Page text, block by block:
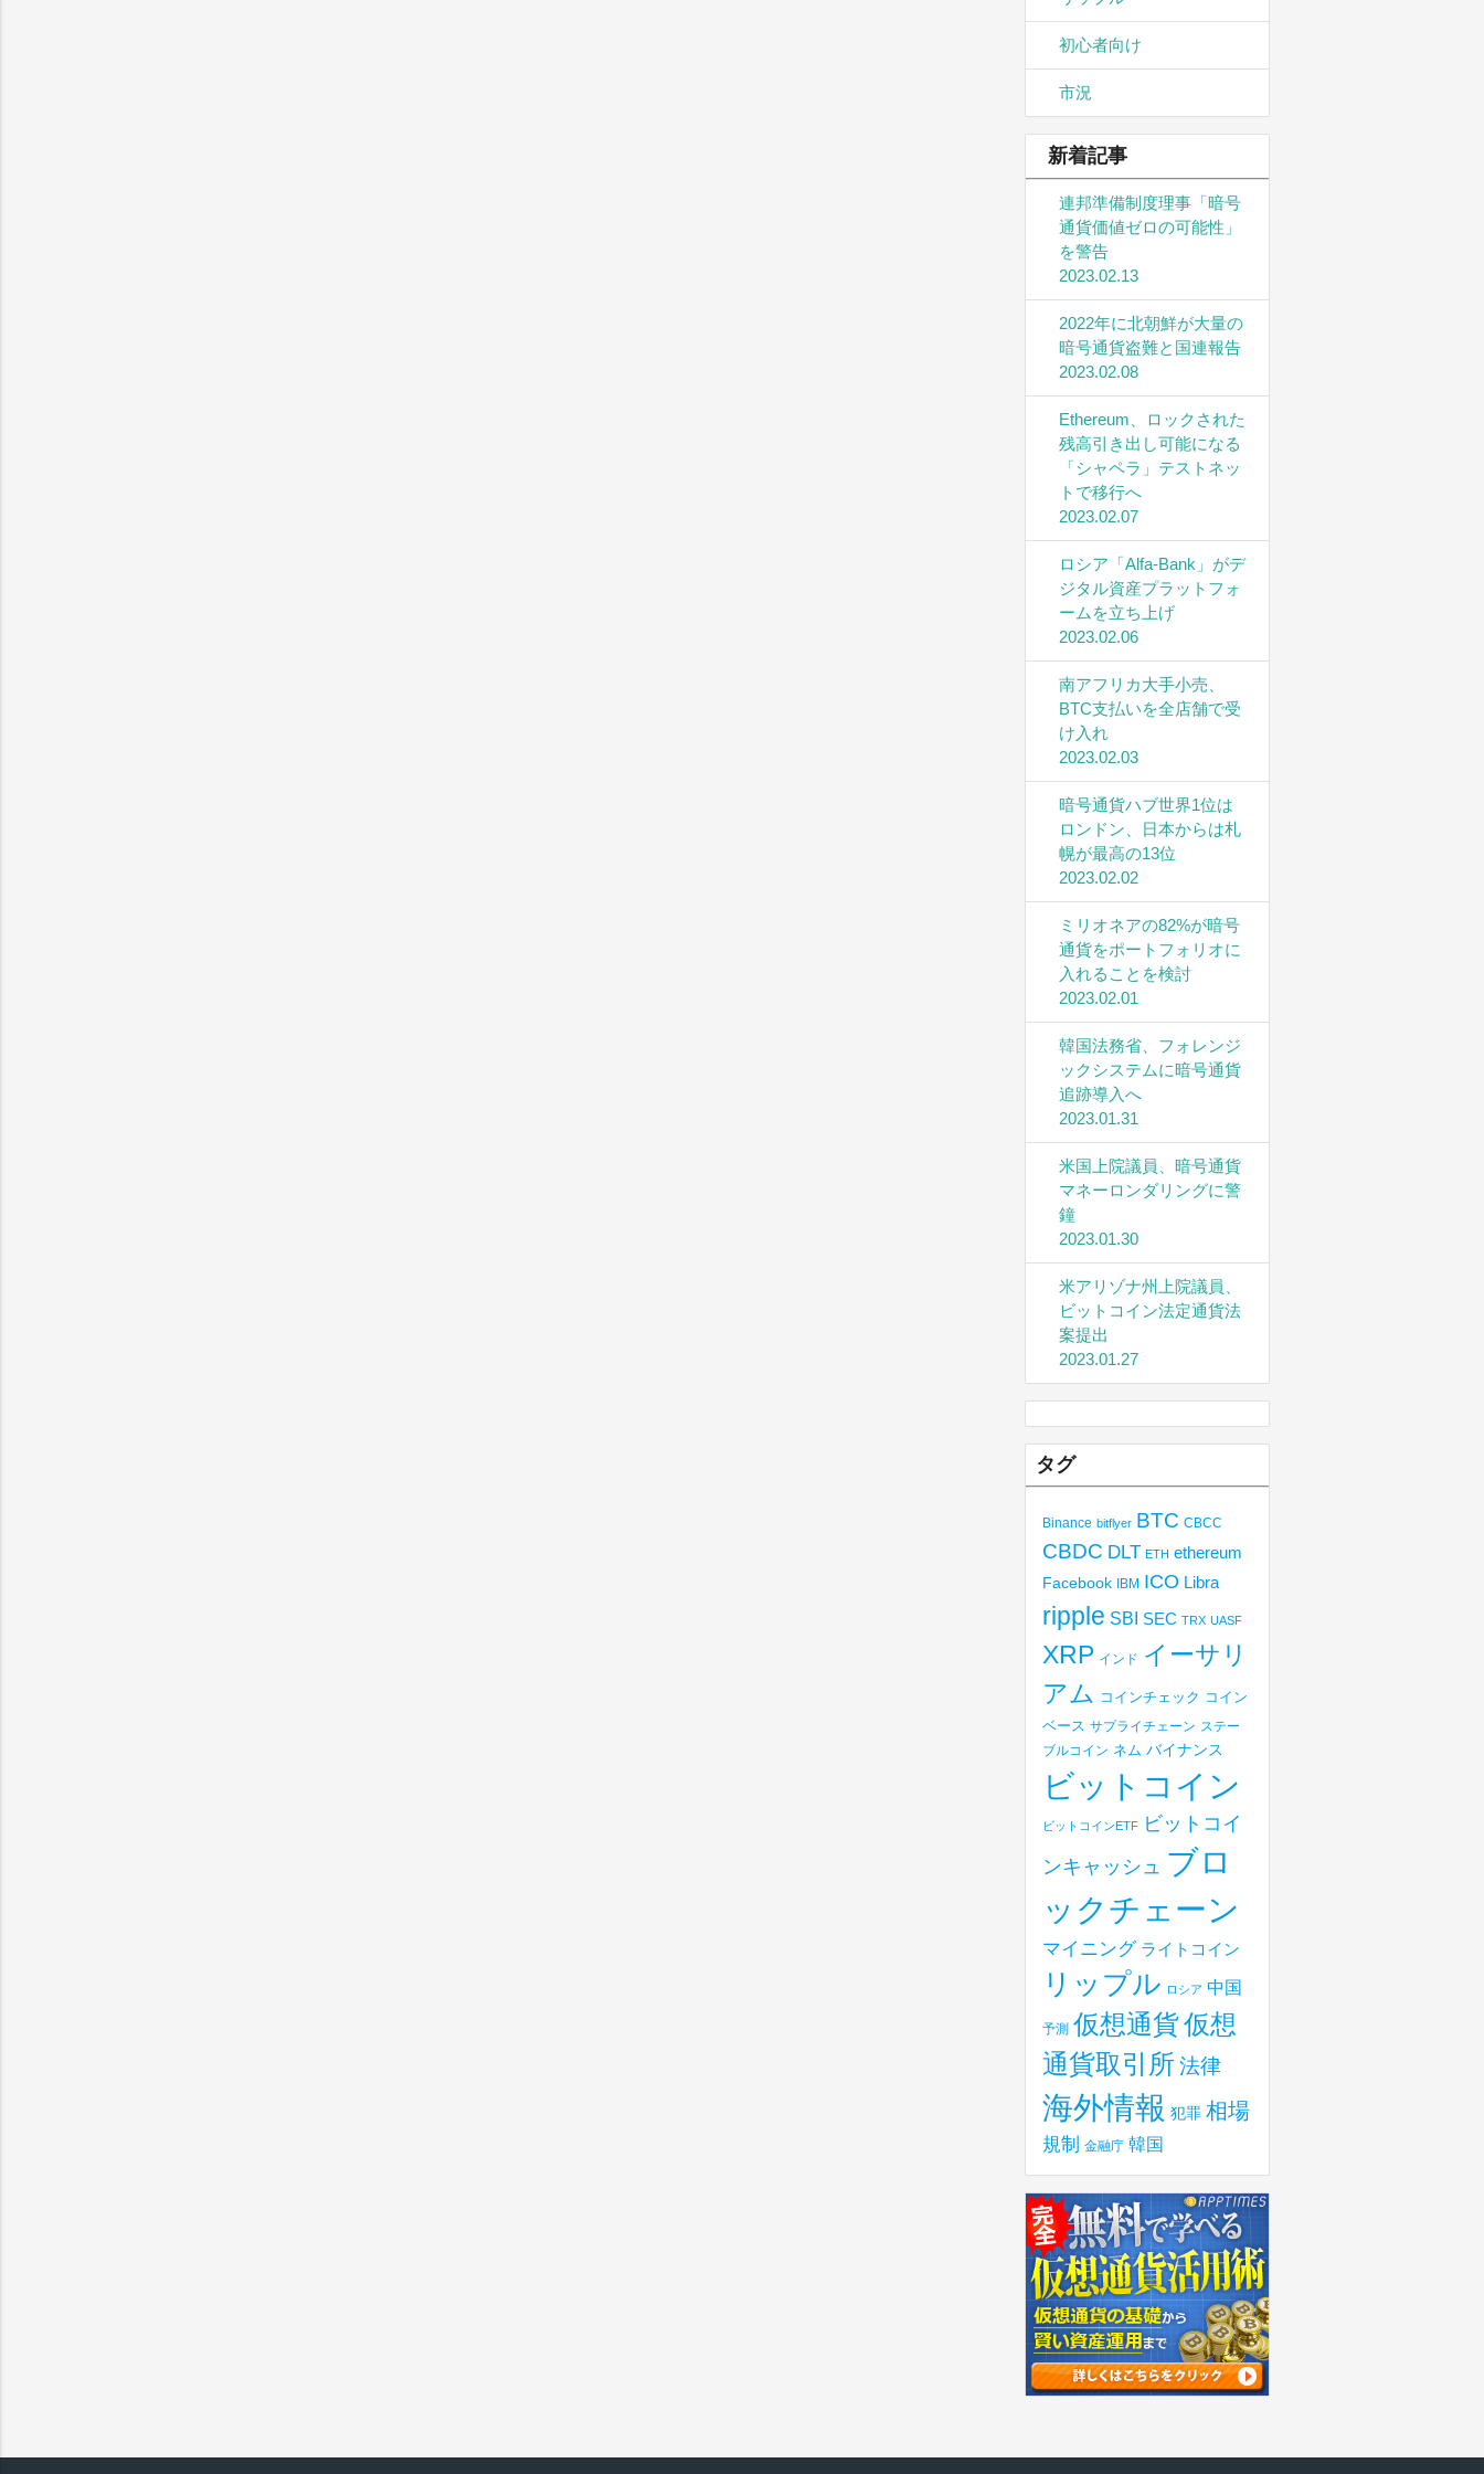
初心者向け
市況
新着記事
連邦準備制度理事「暗号
通貨価値ゼロの可能性」
を警告
2023.02.13
2022年に北朝鮮が大量の
暗号通貨盗難と国連報告
2023.02.08
Ethereum、ロックされた
残高引き出し可能になる
「シャペラ」テストネッ
トで移行へ
2023.02.07
ロシア「Alfa-Bank」がデ
ジタル資産プラットフォ
ームを立ち上げ
2023.02.06
南アフリカ大手小売、
BTC支払いを全店舗で受
け入れ
2023.02.03
暗号通貨ハブ世界1位は
ロンドン、日本からは札
幌が最高の13位
2023.02.02
ミリオネアの82%が暗号
通貨をポートフォリオに
入れることを検討
2023.02.01
韓国法務省、フォレンジ
ックシステムに暗号通貨
追跡導入へ
2023.01.31
米国上院議員、暗号通貨
マネーロンダリングに警
鐘
2023.01.30
米アリゾナ州上院議員、
ビットコイン法定通貨法
案提出
2023.01.27
タグ
Binance bitflyer BTC CBCC
CBDC DLT ETH ethereum
Facebook IBM ICO Libra
ripple SBI SEC TRX UASF
XRP インド イーサリ
アム コインチェック コイン
ベース サプライチェーン ステー
ブルコイン ネム バイナンス
ビットコイン
ビットコインETF
ビットコイ
ンキャッシュ ブロ
ックチェーン
マイニング ライトコイン
リップル ロシア 中国
予測 仮想通貨仮想
通貨取引所 法律
海外情報 犯罪 相場
規制 金融庁 韓国